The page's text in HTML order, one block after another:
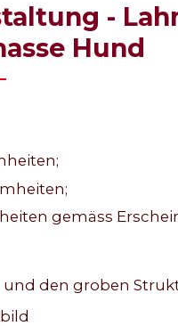
-
Hund
gemäss
den groben